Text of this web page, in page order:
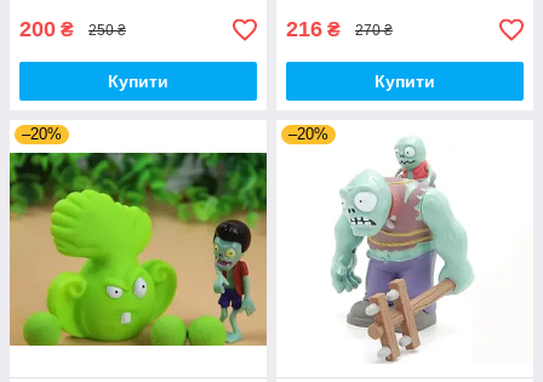
200 ₴ 250 ₴
Купити
216 ₴ 270 ₴
Купити
–20% –20%